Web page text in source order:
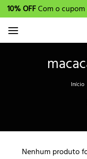
Skip
to
content
10% OFFCom o
Início
Nenhum produto